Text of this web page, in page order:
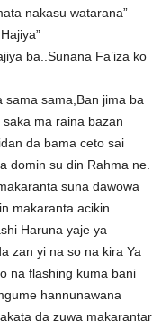
nakasu watarana”
ba..Sunana Fa’iza ko
sama sama,Ban jima ba
ma raina bazan
da bama ceto sai
domin su din Rahma ne.
suna dawowa
makaranta acikin
Haruna yaje ya
zan yi na so na kira Ya
na flashing kuma bani
hannunawana
da zuwa makarantar